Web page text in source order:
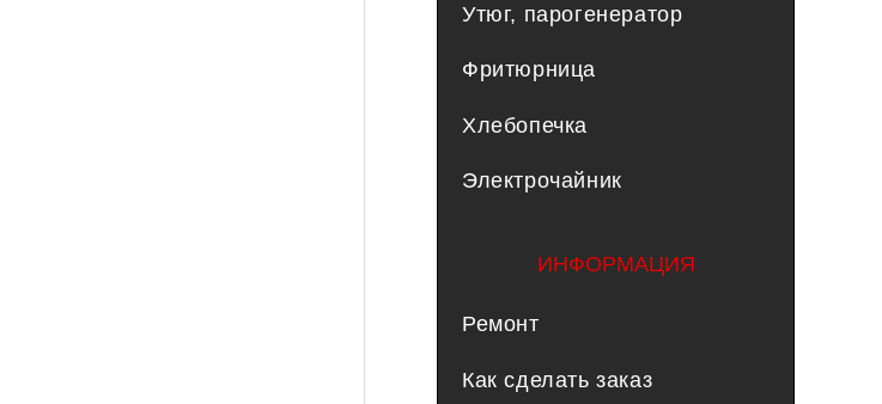
Утюг, парогенератор
Фритюрница
Хлебопечка
Электрочайник
ИНФОРМАЦИЯ
Ремонт
Как сделать заказ